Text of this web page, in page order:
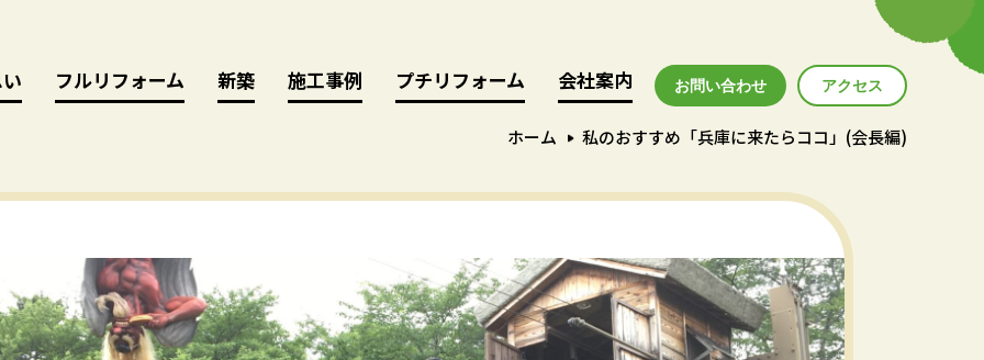
フルリフォーム
フルリフォーム 新築
新築 施工事例
施工事例 プチリフォーム
プチリフォーム 会社案内
会社案内 お問い合わせ アクセス
アクセス
ホーム 私のおすすめ「兵庫に来たらココ」(会長編)